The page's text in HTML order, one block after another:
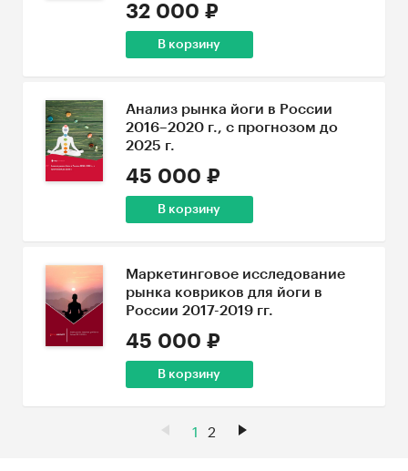
32 000 ₽
В корзину
Анализ рынка йоги в России
2016–2020 г., с прогнозом до
2025 г.
45 000 ₽
В корзину
Маркетинговое исследование
рынка ковриков для йоги в
России 2017-2019 гг.
45 000 ₽
В корзину
1 2